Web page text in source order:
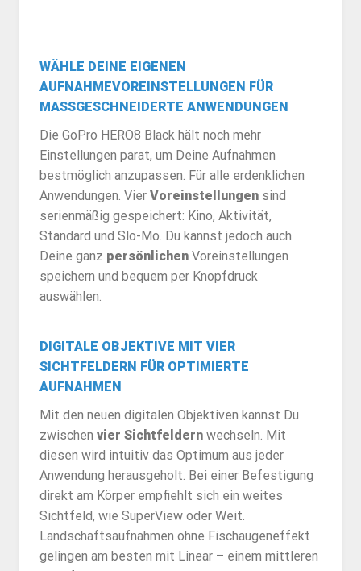
WÄHLE DEINE EIGENEN
AUFNAHMEVOREINSTELLUNGEN FÜR
MASSGESCHNEIDERTE ANWENDUNGEN
Die GoPro HERO8 Black hält noch mehr
Einstellungen parat, um Deine Aufnahmen
bestmöglich anzupassen. Für alle erdenklichen
Anwendungen. Vier Voreinstellungensind
serienmäßig gespeichert: Kino, Aktivität,
Standard und Slo-Mo. Du kannst jedoch auch
Deine ganz persönlichenVoreinstellungen
speichern und bequem per Knopfdruck
auswählen.
DIGITALE OBJEKTIVE MIT VIER
SICHTFELDERN FÜR OPTIMIERTE
AUFNAHMEN
Mit den neuen digitalen Objektiven kannst Du
zwischen vier Sichtfeldernwechseln. Mit
diesen wird intuitiv das Optimum aus jeder
Anwendung herausgeholt. Bei einer Befestigung
direkt am Körper empfiehlt sich ein weites
Sichtfeld, wie SuperView oder Weit.
Landschaftsaufnahmen ohne Fischaugeneffekt
gelingen am besten mit Linear – einem mittleren